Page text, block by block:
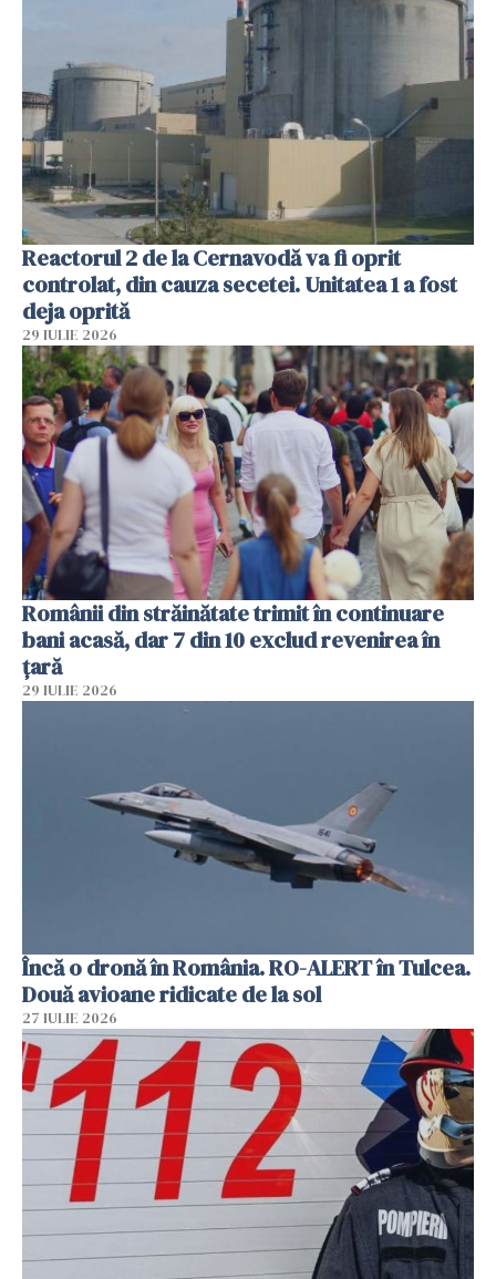
Reactorul 2 de la Cernavodă va fi oprit
controlat, din cauza secetei. Unitatea 1 a fost
deja oprită
29 IULIE 2026
Românii din străinătate trimit în continuare
bani acasă, dar 7 din 10 exclud revenirea în
țară
29 IULIE 2026
Încă o dronă în România. RO-ALERT în Tulcea.
Două avioane ridicate de la sol
27 IULIE 2026